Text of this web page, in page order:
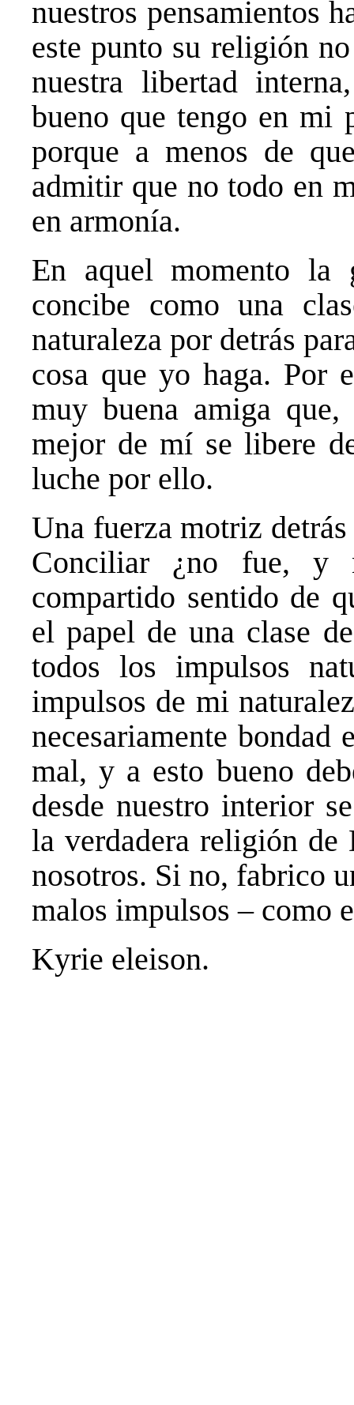
nuestros pensamientos
este punto su religión
nuestra libertad
bueno que tengo en mi
porque a menos de
admitir que no todo en
en armonía.
En aquel momento la
concibe como una
naturaleza por detrás
cosa que yo haga. Por
muy buena amiga
mejor de mí se libere
luche por ello.
Una fuerza motriz
Conciliar ¿no fue, y
compartido sentido de
el papel de una clase
todos los impulsos
impulsos de mi
necesariamente bondad
mal, y a esto bueno
desde nuestro interior
la verdadera religión de
nosotros. Si no, fabrico
malos impulsos – como
Kyrie eleison.